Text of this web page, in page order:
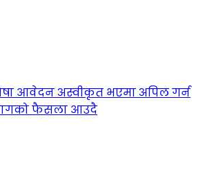
आवेदन अस्वीकृत भएमा अपिल गर्न
फैसला आउदै